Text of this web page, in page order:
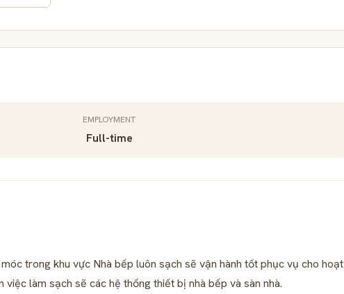
EMPLOYMENT
Full-time
trong khu vực Nhà bếp luôn sạch sẽ vận hành tốt phục vụ cho hoạt
việc làm sạch sẽ các hệ thống thiết bị nhà bếp và sàn nhà.